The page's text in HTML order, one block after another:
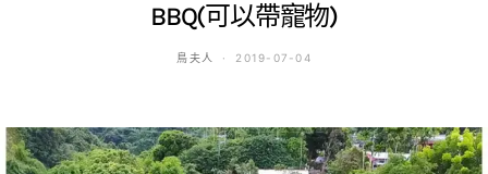
BBQ(可以帶寵物)
鳥夫人 2019-07-04